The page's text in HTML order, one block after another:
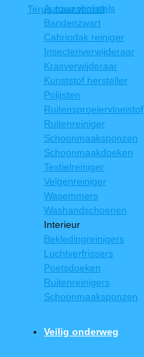
Terug naar winkel
Autowasborstels
Bandenzwart
Cabriodak reiniger
Insectenverwijderaar
Krasverwijderaar
Kunststof hersteller
Polijsten
Ruitensproeiervloeistof
Ruitenreiniger
Schoonmaaksponzen
Schoonmaakdoeken
Textielreiniger
Velgenreiniger
Wasemmers
Washandschoenen
Interieur
Bekledingreinigers
Luchtverfrissers
Poetsdoeken
Ruitenreinigers
Schoonmaaksponzen
Veilig onderweg